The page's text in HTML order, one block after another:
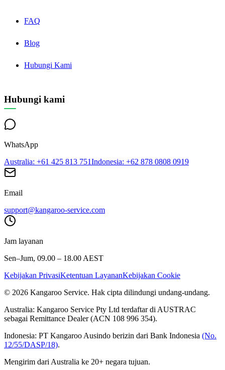
FAQ
Blog
Hubungi Kami
Hubungi kami
WhatsApp
Australia: +61 425 813 751Indonesia: +62 878 0808 0919
Email
support@kangaroo-service.com
Jam layanan
Sen–Jum, 09.00 – 18.00 AEST
Kebijakan PrivasiKetentuan LayananKebijakan Cookie
© 2026 Kangaroo Service. Hak cipta dilindungi undang-undang.
Australia: Kangaroo Service Pty Ltd terdaftar di AUSTRAC
sebagai Remittance Dealer (ACN 108 996 354).
Indonesia: PT Kangaroo Ausindo berizin dari Bank Indonesia (No.
12/55/DASP/18).
Mengirim dari Australia ke 20+ negara tujuan.